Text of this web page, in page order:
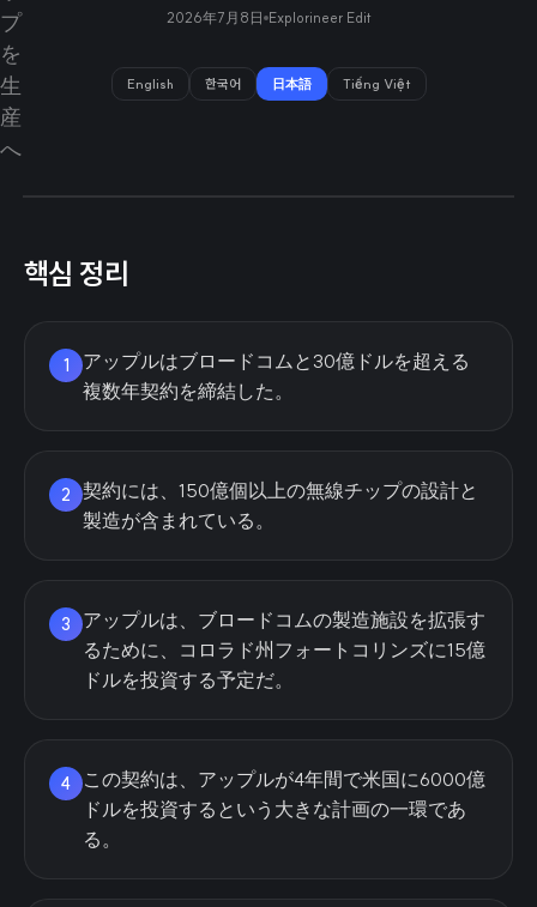
2026年7月8日 Explorineer Edit
English 한국어 日本語 Tiếng Việt
핵심 정리
1
アップルはブロードコムと30億ドルを超える
複数年契約を締結した。
2
契約には、150億個以上の無線チップの設計と
製造が含まれている。
3
アップルは、ブロードコムの製造施設を拡張す
るために、コロラド州フォートコリンズに15億
ドルを投資する予定だ。
4
この契約は、アップルが4年間で米国に6000億
ドルを投資するという大きな計画の一環であ
る。